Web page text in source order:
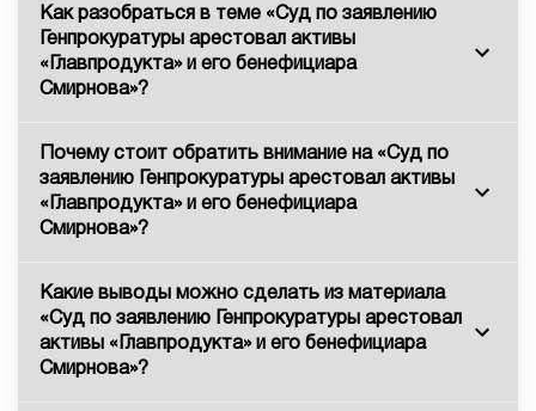
Как разобраться в теме «Суд по заявлению
Генпрокуратуры арестовал активы
«Главпродукта» и его бенефициара
Смирнова»?
Почему стоит обратить внимание на «Суд по
заявлению Генпрокуратуры арестовал активы
«Главпродукта» и его бенефициара
Смирнова»?
Какие выводы можно сделать из материала
«Суд по заявлению Генпрокуратуры арестовал
активы «Главпродукта» и его бенефициара
Смирнова»?